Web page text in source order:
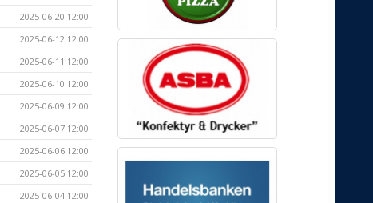
2025-06-20 12:00
2025-06-12 12:00
2025-06-11 12:00
2025-06-10 12:00
2025-06-09 12:00
2025-06-07 12:00
2025-06-06 12:00
2025-06-05 12:00
2025-06-04 12:00